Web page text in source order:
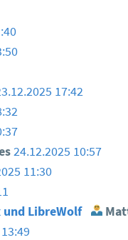
17:42
24.12.2025 10:57
11:30
und LibreWolf